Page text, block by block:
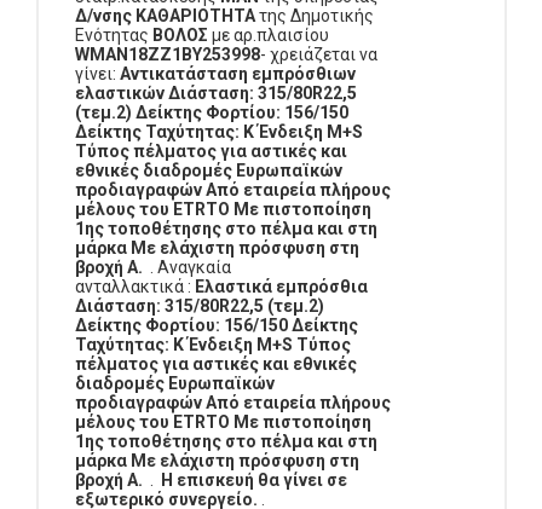
Δ/νσης ΚΑΘΑΡΙΟΤΗΤΑτης Δημοτικής
Ενότητας ΒΟΛΟΣ με αρ.πλαισίου
WMAN18ZZ1BY253998- χρειάζεται να
γίνει: Αντικατάσταση εμπρόσθιων
ελαστικών Διάσταση: 315/80R22,5
(τεμ.2) Δείκτης Φορτίου: 156/150
Δείκτης Ταχύτητας: Κ Ένδειξη M+S
Τύπος πέλματος για αστικές και
εθνικές διαδρομές Ευρωπαϊκών
προδιαγραφών Από εταιρεία πλήρους
μέλους του ETRTO Με πιστοποίηση
1ης τοποθέτησης στο πέλμα και στη
μάρκα Με ελάχιστη πρόσφυση στη
βροχή Α.
. Αναγκαία
ανταλλακτικά : Ελαστικά εμπρόσθια
Διάσταση: 315/80R22,5 (τεμ.2)
Δείκτης Φορτίου: 156/150 Δείκτης
Ταχύτητας: Κ Ένδειξη M+S Τύπος
πέλματος για αστικές και εθνικές
διαδρομές Ευρωπαϊκών
προδιαγραφών Από εταιρεία πλήρους
μέλους του ETRTO Με πιστοποίηση
1ης τοποθέτησης στο πέλμα και στη
μάρκα Με ελάχιστη πρόσφυση στη
βροχή Α.
Η επισκευή θα γίνει σε
εξωτερικό συνεργείο.